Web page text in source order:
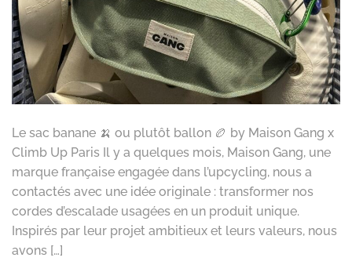
Le sac banane 🍌 ou plutôt ballon 🏉 by Maison Gang x
Climb Up Paris Il y a quelques mois, Maison Gang, une
marque française engagée dans l’upcycling, nous a
contactés avec une idée originale : transformer nos
cordes d’escalade usagées en un produit unique.
Inspirés par leur projet ambitieux et leurs valeurs, nous
avons […]